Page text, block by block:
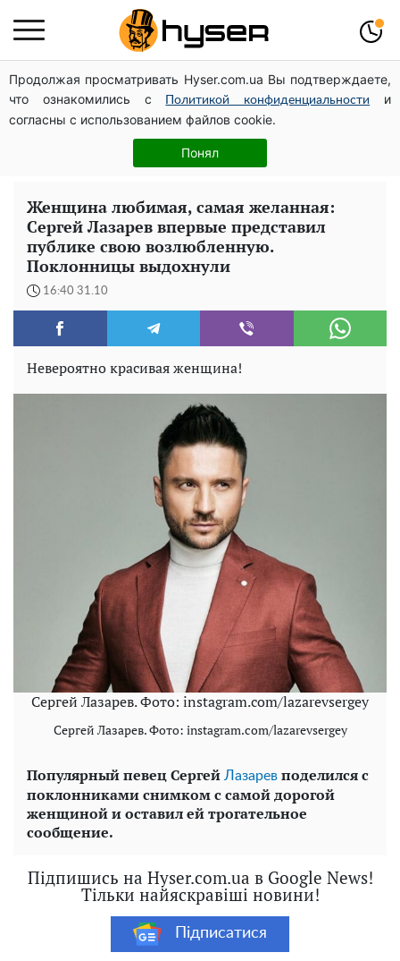
Продолжая просматривать Hyser.com.ua Вы подтверждаете,
что ознакомились с
Политикой конфиденциальности
и
согласны с использованием файлов cookie.
Понял
Дрони із націнкою: Олександр Конотопський вивів
мільйони оборонного бюджету через фіктивну фірму в
Естонії
Повністю гола Анна Трінчер блиснула "принадами":
таких розмірів ви ще не бачили
Женщина любимая, самая желанная:
Сергей Лазарев впервые представил
публике свою возлюбленную.
Поклонницы выдохнули
16:40 31.10
Невероятно красивая женщина!
Сергей Лазарев. Фото: instagram.com/lazarevsergey
Сергей Лазарев. Фото: instagram.com/lazarevsergey
Популярный певец Сергей Лазарев поделился с
поклонниками снимком с самой дорогой
женщиной и оставил ей трогательное
сообщение.
Підпишись на Hyser.com.ua в Google News!
Тільки найяскравіші новини!
Підписатися